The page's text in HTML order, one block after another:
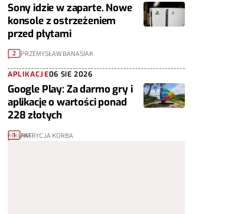
Sony idzie w zaparte. Nowe
konsole z ostrzeżeniem
przed płytami
2 PRZEMYSŁAW BANASIAK
APLIKACJE06 SIE 2026
Google Play: Za darmo gry i
aplikacje o wartości ponad
228 złotych
1 PATRYCJA KORBA